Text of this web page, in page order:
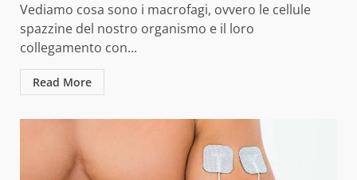
Vediamo cosa sono i macrofagi, ovvero le cellule
spazzine del nostro organismo e il loro
collegamento con...
Read More